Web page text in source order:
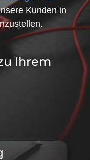
Kunden in
Ihrem